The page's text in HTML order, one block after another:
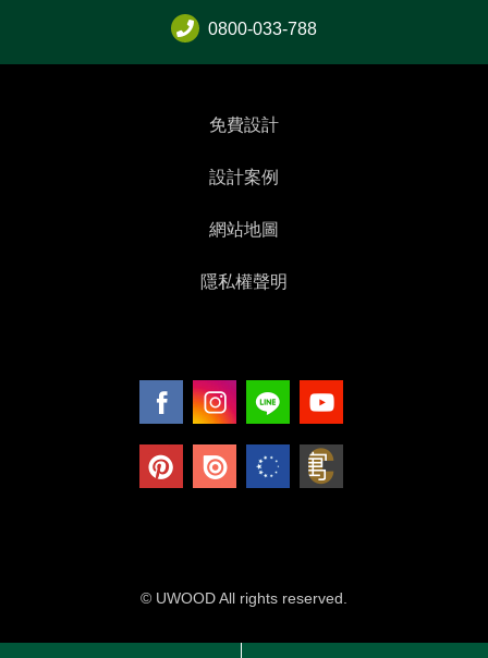
0800-033-788
免費設計
設計案例
網站地圖
隱私權聲明
© UWOOD All rights reserved.